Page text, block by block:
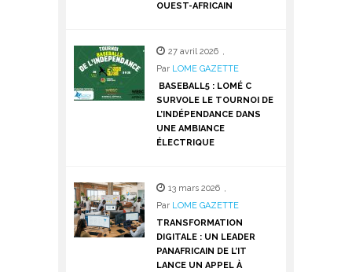
OUEST-AFRICAIN
27 avril 2026 ,
Par LOME GAZETTE
BASEBALL5 : LOMÉ C
SURVOLE LE TOURNOI DE
L’INDÉPENDANCE DANS
UNE AMBIANCE
ÉLECTRIQUE
13 mars 2026 ,
Par LOME GAZETTE
TRANSFORMATION
DIGITALE : UN LEADER
PANAFRICAIN DE L’IT
LANCE UN APPEL À